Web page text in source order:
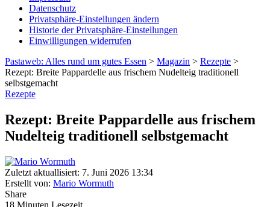
Datenschutz
Privatsphäre-Einstellungen ändern
Historie der Privatsphäre-Einstellungen
Einwilligungen widerrufen
Pastaweb: Alles rund um gutes Essen > Magazin > Rezepte >
Rezept: Breite Pappardelle aus frischem Nudelteig traditionell
selbstgemacht
Rezepte
Rezept: Breite Pappardelle aus frischem
Nudelteig traditionell selbstgemacht
Zuletzt aktuallisiert: 7. Juni 2026 13:34
Erstellt von: Mario Wormuth
Share
18 Minuten Lesezeit